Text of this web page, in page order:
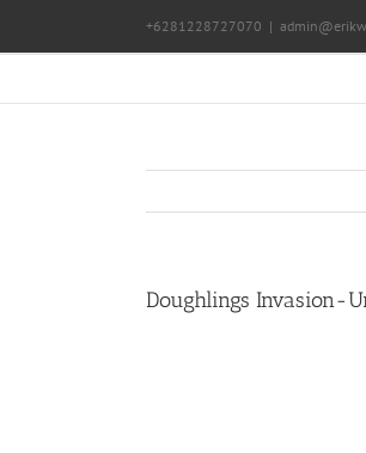
content
+6281228727070 |
Doughlings Invasion-